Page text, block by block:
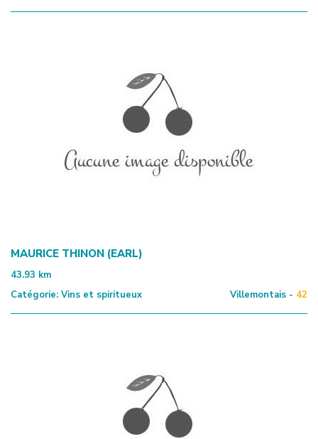
MAURICE THINON (EARL)
43.93 km
Catégorie: Vins et spiritueux Villemontais - 42